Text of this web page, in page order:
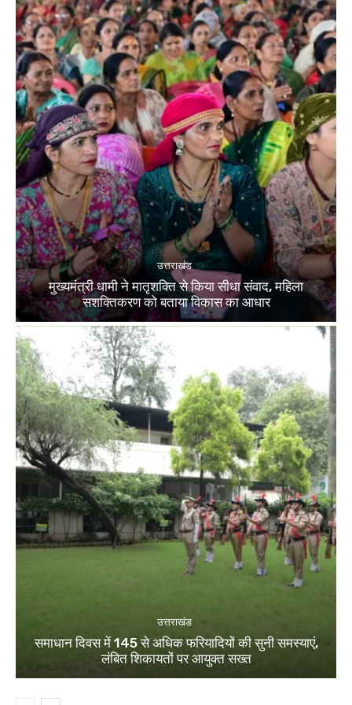
उत्तराखंड
मुख्यमंत्री धामी ने मातृशक्ति से किया सीधा संवाद, महिला
सशक्तिकरण को बताया विकास का आधार
उत्तराखंड
समाधान दिवस में 145 से अधिक फरियादियों की सुनी समस्याएं,
लंबित शिकायतों पर आयुक्त सख्त